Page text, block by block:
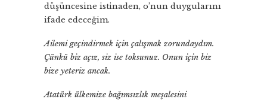
düşüncesine istinaden, o’nun duygularını
ifade edeceğim.
Ailemi geçindirmek için çalışmak zorundaydım.
Çünkü biz açız, siz ise toksunuz. Onun için biz
bize yeteriz ancak.
Atatürk ülkemize bağımsızlık meşalesini